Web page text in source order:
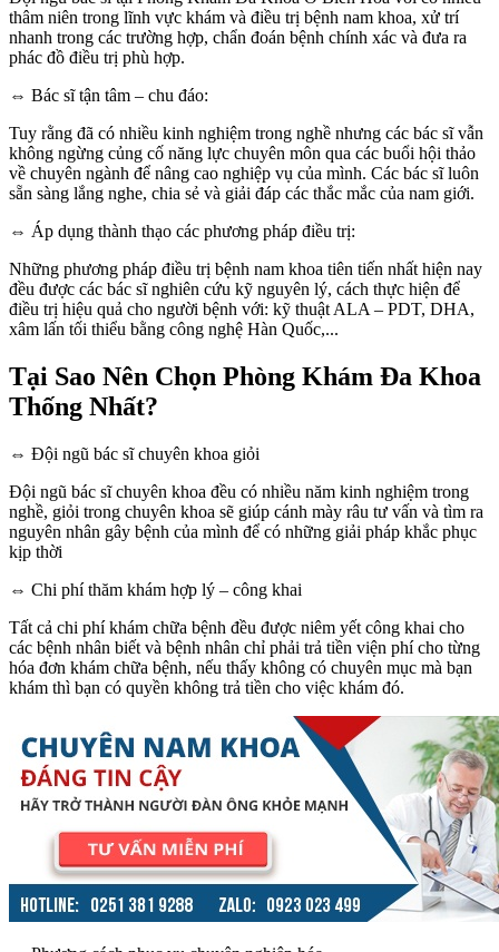
thâm niên trong lĩnh vực khám và điều trị bệnh nam khoa, xử trí
nhanh trong các trường hợp, chẩn đoán bệnh chính xác và đưa ra
phác đồ điều trị phù hợp.
⇔ Bác sĩ tận tâm – chu đáo:
Tuy rằng đã có nhiều kinh nghiệm trong nghề nhưng các bác sĩ vẫn
không ngừng củng cố năng lực chuyên môn qua các buổi hội thảo
về chuyên ngành để nâng cao nghiệp vụ của mình. Các bác sĩ luôn
sẵn sàng lắng nghe, chia sẻ và giải đáp các thắc mắc của nam giới.
⇔ Áp dụng thành thạo các phương pháp điều trị:
Những phương pháp điều trị bệnh nam khoa tiên tiến nhất hiện nay
đều được các bác sĩ nghiên cứu kỹ nguyên lý, cách thực hiện để
điều trị hiệu quả cho người bệnh với: kỹ thuật ALA – PDT, DHA,
xâm lấn tối thiểu bằng công nghệ Hàn Quốc,...
Tại Sao Nên Chọn Phòng Khám Đa Khoa
Thống Nhất?
⇔ Đội ngũ bác sĩ chuyên khoa giỏi
Đội ngũ bác sĩ chuyên khoa đều có nhiều năm kinh nghiệm trong
nghề, giỏi trong chuyên khoa sẽ giúp cánh mày râu tư vấn và tìm ra
nguyên nhân gây bệnh của mình để có những giải pháp khắc phục
kịp thời
⇔ Chi phí thăm khám hợp lý – công khai
Tất cả chi phí khám chữa bệnh đều được niêm yết công khai cho
các bệnh nhân biết và bệnh nhân chỉ phải trả tiền viện phí cho từng
hóa đơn khám chữa bệnh, nếu thấy không có chuyên mục mà bạn
khám thì bạn có quyền không trả tiền cho việc khám đó.